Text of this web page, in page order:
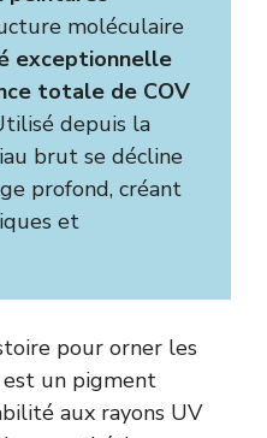
moléculaire
exceptionnelle
totale de COV
depuis la
brut se décline
profond, créant
et
pour orner les
est un pigment
aux rayons UV